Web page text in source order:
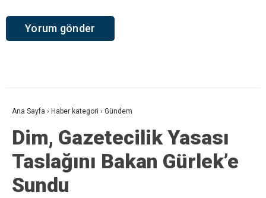
Ana Sayfa › Haber kategori › Gündem
Dim, Gazetecilik Yasası
Taslağını Bakan Gürlek’e
Sundu